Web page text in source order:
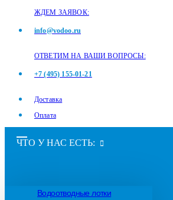
ЖДЕМ ЗАЯВОК:
info@vodoo.ru
ОТВЕТИМ НА ВАШИ ВОПРОСЫ:
+7 (495) 155-01-21
Доставка
Оплата
ЧТО У НАС ЕСТЬ:
Водоотводные лотки